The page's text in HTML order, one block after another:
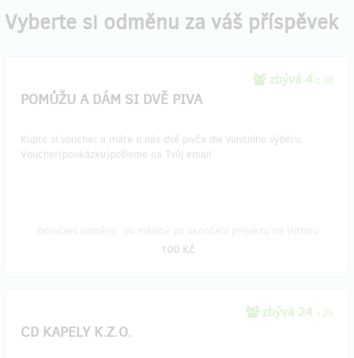
Vyberte si odměnu za váš příspěvek
zbývá 4 z 30
POMŮŽU A DÁM SI DVĚ PIVA
Kupte si voucher a máte u nás dvě pivča dle vlastního výběru.
Voucher(poukázku)pošleme na Tvůj email.
100 Kč
zbývá 24 z 25
CD KAPELY K.Z.O.